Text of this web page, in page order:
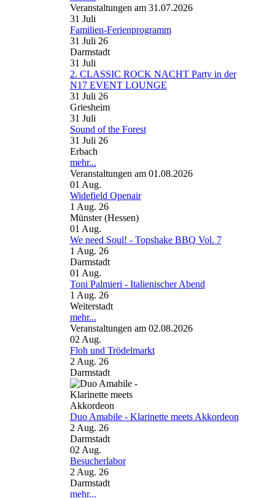
Veranstaltungen am 31.07.2026
31 Juli
Familien-Ferienprogramm
31 Juli 26
Darmstadt
31 Juli
2. CLASSIC ROCK NACHT Party in der
N17 EVENT LOUNGE
31 Juli 26
Griesheim
31 Juli
Sound of the Forest
31 Juli 26
Erbach
mehr...
Veranstaltungen am 01.08.2026
01 Aug.
Widefield Openair
1 Aug. 26
Münster (Hessen)
01 Aug.
We need Soul! - Topshake BBQ Vol. 7
1 Aug. 26
Darmstadt
01 Aug.
Toni Palmieri - Italienischer Abend
1 Aug. 26
Weiterstadt
mehr...
Veranstaltungen am 02.08.2026
02 Aug.
Floh und Trödelmarkt
2 Aug. 26
Darmstadt
Duo Amabile - Klarinette meets Akkordeon
2 Aug. 26
Darmstadt
02 Aug.
Besucherlabor
2 Aug. 26
Darmstadt
mehr...